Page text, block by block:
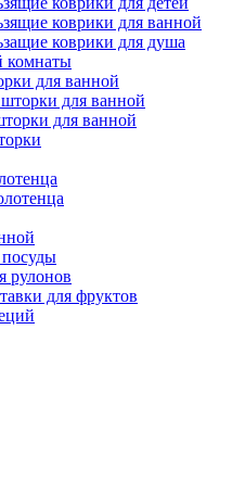
коврики для ванной
коврики для душа
комнаты
для ванной
для ванной
для ванной
рулонов
для фруктов